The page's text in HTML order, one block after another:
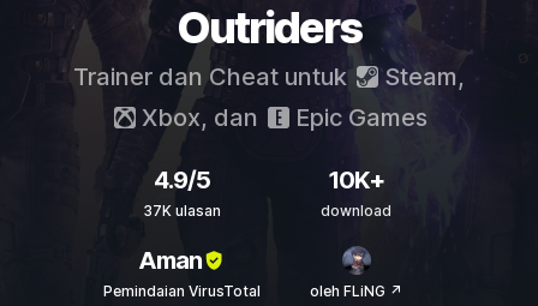
Outriders
Trainer dan Cheat untuk Steam,
Xbox, dan Epic Games
4.9/5
37K ulasan
10K+
download
Aman
Pemindaian VirusTotal oleh FLiNG ↗